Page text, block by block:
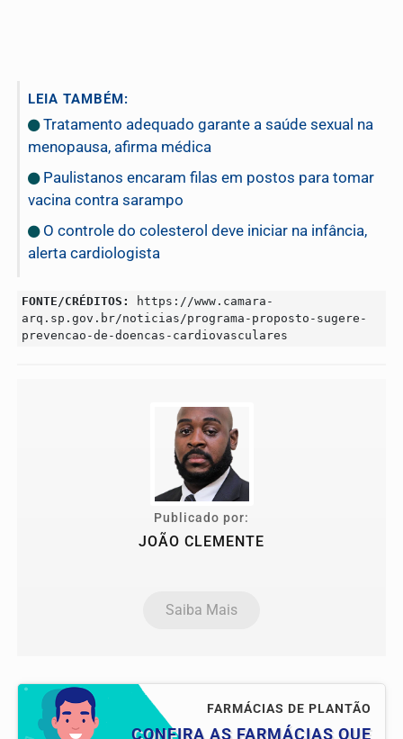
LEIA TAMBÉM:
Tratamento adequado garante a saúde sexual na
menopausa, afirma médica
Paulistanos encaram filas em postos para tomar
vacina contra sarampo
O controle do colesterol deve iniciar na infância,
alerta cardiologista
FONTE/CRÉDITOS:
https://www.camara-
arq.sp.gov.br/noticias/programa-proposto-sugere-
prevencao-de-doencas-cardiovasculares
Publicado por:
JOÃO CLEMENTE
Saiba Mais
FARMÁCIAS DE PLANTÃO
CONFIRA AS FARMÁCIAS QUE